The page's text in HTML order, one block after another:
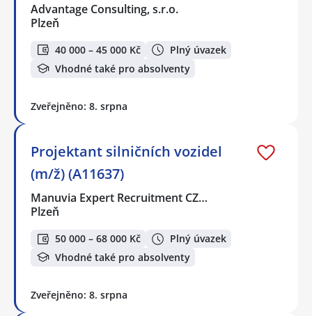
Advantage Consulting, s.r.o.
Plzeň
40 000 – 45 000 Kč
Plný úvazek
Vhodné také pro absolventy
Zveřejněno: 8. srpna
Projektant silničních vozidel
(m/ž) (A11637)
Manuvia Expert Recruitment CZ…
Plzeň
50 000 – 68 000 Kč
Plný úvazek
Vhodné také pro absolventy
Zveřejněno: 8. srpna